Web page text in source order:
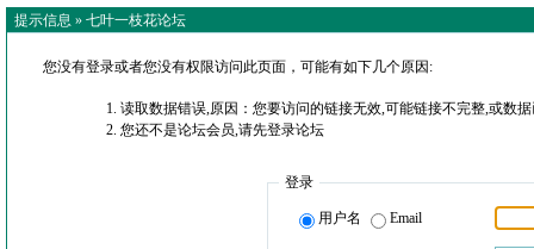
提示信息 » 七叶一枝花论坛
您没有登录或者您没有权限访问此页面，可能有如下几个原因:
读取数据错误,原因：您要访问的链接无效,可能链接不完整,或数
您还不是论坛会员,请先登录论坛
登录
用户名 Email